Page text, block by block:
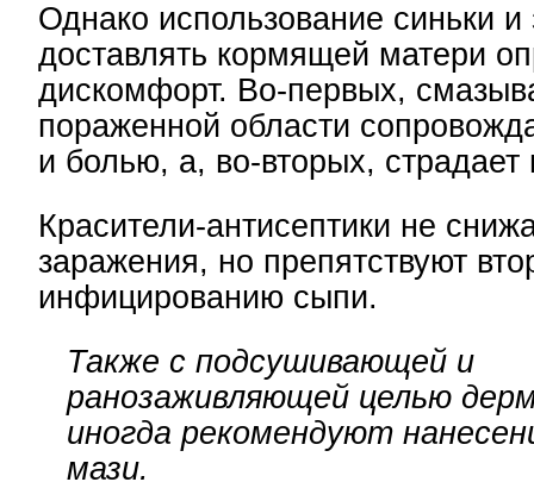
Однако использование синьки
доставлять кормящей матери
дискомфорт. Во-первых,
пораженной области
и болью, а, во-вторых,
Красители-антисептики не
заражения, но препятствуют
инфицированию сыпи.
Также с подсушивающей и
ранозаживляющей целью
иногда рекомендуют
мази.